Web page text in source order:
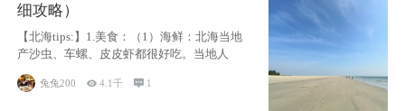
细攻略）
【北海tips:】1.美食：（1）海鲜：北海当地
产沙虫、车螺、皮皮虾都很好吃。当地人
兔兔200 4.1千  1